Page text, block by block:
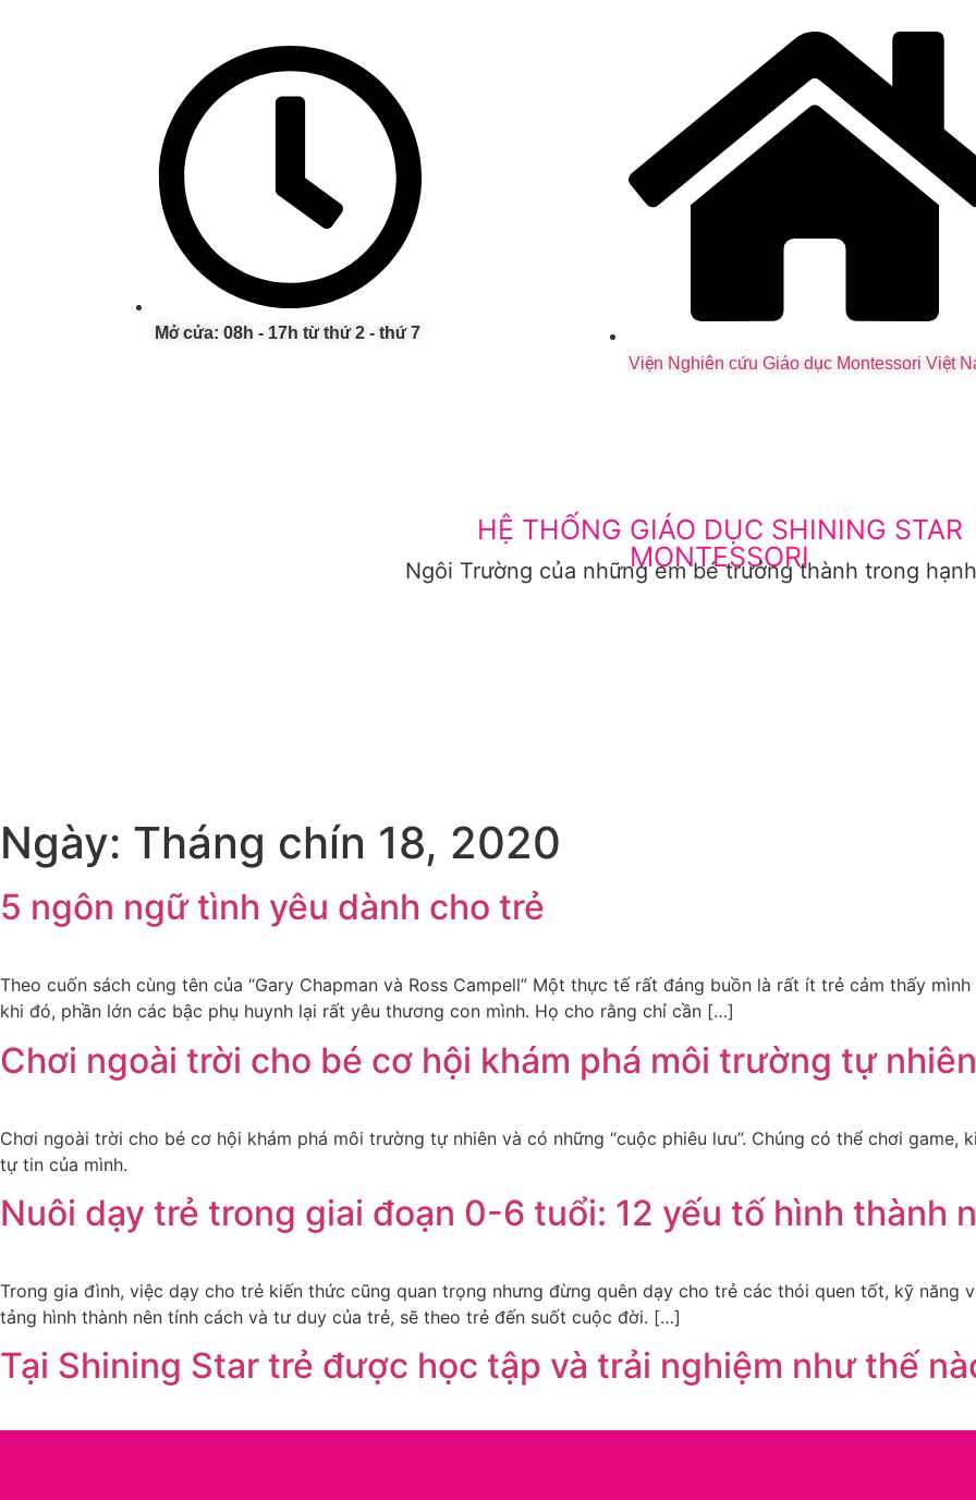
Mở cửa: 08h - 17h từ thứ 2 - thứ 7
Viện Nghiên cứu Giáo dục Montessori Việt
HỆ THỐNG GIÁO DỤC SHINING STAR
MONTESSORI
Ngôi Trường của những em bé trưởng thành trong
Ngày: Tháng chín 18, 2020
5 ngôn ngữ tình yêu dành cho trẻ
Theo cuốn sách cùng tên của “Gary Chapman và Ross Campell” Một thực tế rất đáng buồn là rất ít trẻ cảm thấy
khi đó, phần lớn các bậc phụ huynh lại rất yêu thương con mình. Họ cho rằng chỉ cần […]
Chơi ngoài trời cho bé cơ hội khám phá môi trường tự nhiên
Chơi ngoài trời cho bé cơ hội khám phá môi trường tự nhiên và có những “cuộc phiêu lưu”. Chúng có thể chơi
tự tin của mình.
Nuôi dạy trẻ trong giai đoạn 0-6 tuổi: 12 yếu tố hình thành
Trong gia đình, việc dạy cho trẻ kiến thức cũng quan trọng nhưng đừng quên dạy cho trẻ các thói quen tốt, kỹ năng
tảng hình thành nên tính cách và tư duy của trẻ, sẽ theo trẻ đến suốt cuộc đời. […]
Tại Shining Star trẻ được học tập và trải nghiệm như thế